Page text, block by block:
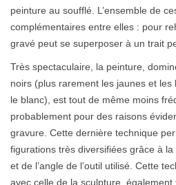
peinture au soufflé. L’ensemble de
complémentaires entre elles : pour
gravé peut se superposer à un trait
Très spectaculaire, la peinture,
noirs (plus rarement les jaunes et
le blanc), est tout de même moins
probablement pour des raisons
gravure. Cette dernière technique
figurations très diversifiées grâce à
et de l’angle de l’outil utilisé. Cette
avec celle de la sculpture,